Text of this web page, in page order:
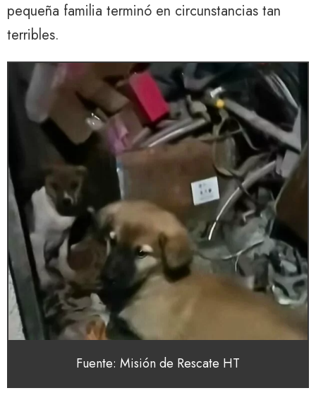
pequeña familia terminó en circunstancias tan
terribles.
Fuente: Misión de Rescate HT